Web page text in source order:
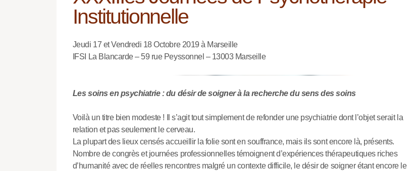
Institutionnelle
Jeudi 17 et Vendredi 18 Octobre 2019 à Marseille
IFSI La Blancarde – 59 rue Peyssonnel – 13003 Marseille
Les soins en psychiatrie : du désir de soigner à la recherche du sens des soins
Voilà un titre bien modeste ! Il s’agit tout simplement de refonder une psychiatrie dont l’objet serait la
relation et pas seulement le cerveau.
La plupart des lieux censés accueillir la folie sont en souffrance, mais ils sont encore là, présents.
Nombre de congrès et journées professionnelles témoignent d’expériences thérapeutiques riches
d’humanité avec de réelles rencontres malgré un contexte difficile, le désir de soigner étant encore le